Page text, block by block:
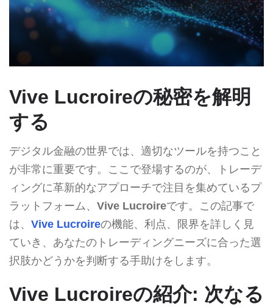
Vive Lucroireの秘密を解明
する
デジタル金融の世界では、適切なツールを持つこと
が非常に重要です。ここで登場するのが、トレーデ
ィングに革新的なアプローチで注目を集めているプ
ラットフォーム、 Vive Lucroireです。この記事で
は、 Vive Lucroireの機能、利点、限界を詳しく見
ていき、あなたのトレーディングニーズに合った選
択肢かどうかを判断する手助けをします。
Vive Lucroireの紹介: 次なる